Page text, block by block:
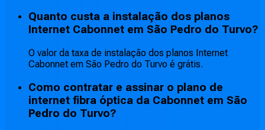
Quanto custa a instalação dos planos
Internet Cabonnet em São Pedro do Turvo?
O valor da taxa de instalação dos planos Internet
Cabonnet em São Pedro do Turvo é grátis.
Como contratar e assinar o plano de
internet fibra óptica da Cabonnet em São
Pedro do Turvo?